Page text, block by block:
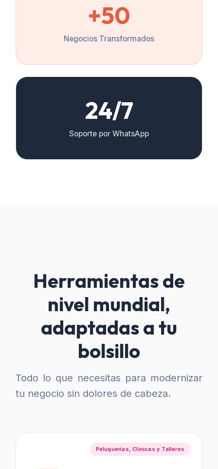
+50
Negocios Transformados
24/7
Soporte por WhatsApp
Herramientas de
nivel mundial,
adaptadas a tu
bolsillo
Todo lo que necesitas para modernizar
tu negocio sin dolores de cabeza.
Peluquerías, Clínicas y Talleres